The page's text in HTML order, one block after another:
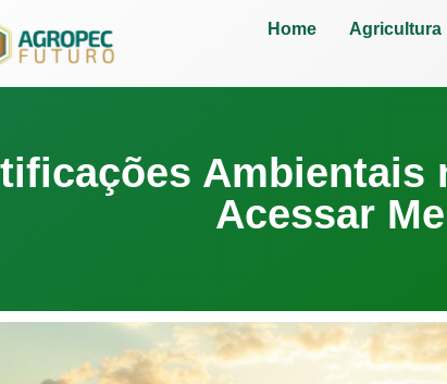
Home Agricultura
Ambientais
Acessar